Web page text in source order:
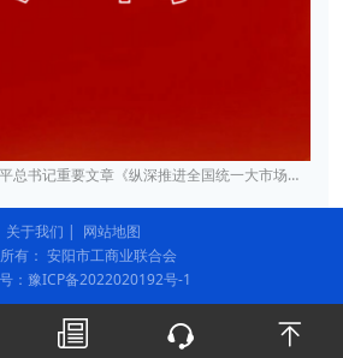
书记重要文章《纵深推进全国统一大市场建设》
关于我们 | 网站地图
有： 安阳市工商业联合会
：豫ICP备2022020192号-1
  